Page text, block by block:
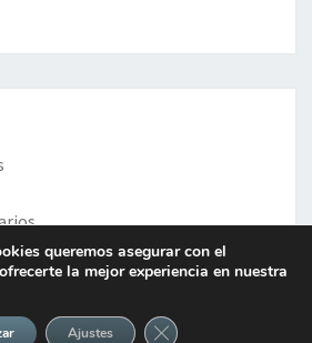
queremos asegurar con el
la mejor experiencia en nuestra
Ajustes Cerrar el banner de